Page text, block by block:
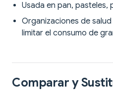
Usada en pan, pasteles,
Organizaciones de
limitar el consumo de
Comparar y